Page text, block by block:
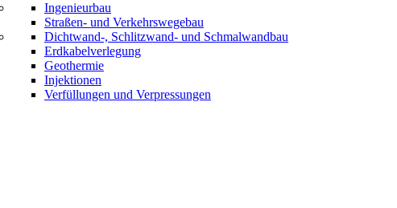
Ingenieurbau
Straßen- und Verkehrswegebau
Dichtwand-, Schlitzwand- und Schmalwandbau
Erdkabelverlegung
Geothermie
Injektionen
Verfüllungen und Verpressungen